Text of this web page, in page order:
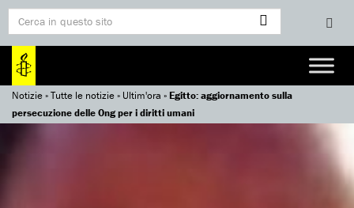
Notizie»Tutte le notizie» Ultim'ora »Egitto: aggiornamento sulla
persecuzione delle Ong per i diritti umani